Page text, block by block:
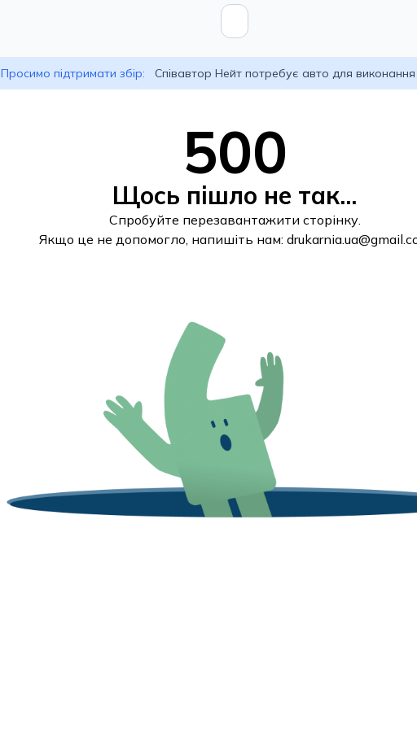
Просимо підтримати збір: Співавтор Нейт потребує авто для
500
Щось пішло не так...
Спробуйте перезавантажити сторінку.
Якщо це не допомогло, напишіть нам: